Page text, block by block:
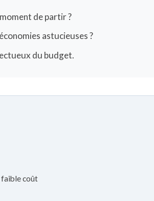
de partir ?
astucieuses ?
du budget.
coût